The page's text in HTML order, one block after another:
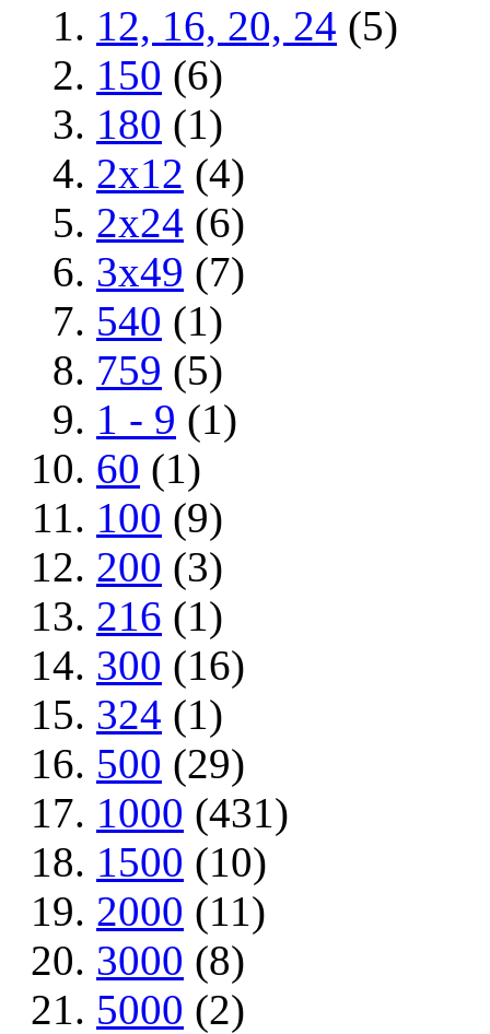
12, 16, 20, 24 (5)
150 (6)
180 (1)
2x12 (4)
2x24 (6)
3x49 (7)
540 (1)
759 (5)
1 - 9 (1)
60 (1)
100 (9)
200 (3)
216 (1)
300 (16)
324 (1)
500 (29)
1000 (431)
1500 (10)
2000 (11)
3000 (8)
5000 (2)